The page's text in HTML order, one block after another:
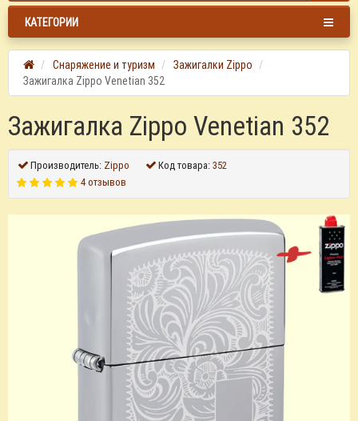
КАТЕГОРИИ
Снаряжение и туризм
Зажигалки Zippo
Зажигалка Zippo Venetian 352
Зажигалка Zippo Venetian 352
Производитель: Zippo Код товара:352
4 отзывов